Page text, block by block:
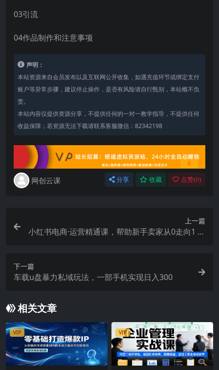
03引流
04作品制作和注意事项
声明：
本站资源来自会员发布以及互联网公开收集，如遇充值环节或绑定支付
账户等异常步骤，建议停止操作，是否有风险请自行甄别，本站概不负
责。
本站内容仅提供资源分享，不提供任何的一对一教学指导，不提供任何
收益保障；若资源无法下载请联系客服微信：82342198
网创云课 分享 收藏 点赞(0)
上一篇
小红书电商·运营精通课，帮助新手卖家从0走向1 告
下一篇
车载u盘暴力私域玩法，一部手机实现日入300
相关文章
VIP VIP